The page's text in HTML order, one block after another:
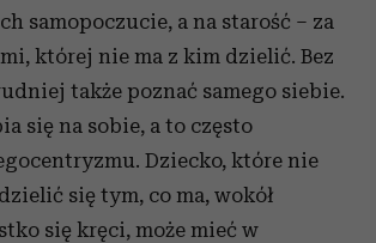
samopoczucie, a na starość – za
której nie ma z kim dzielić. Bez
także poznać samego siebie.
się na sobie, a to często
Dziecko, które nie
się tym, co ma, wokół
się kręci, może mieć w